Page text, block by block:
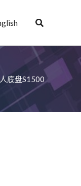
底盘S1500